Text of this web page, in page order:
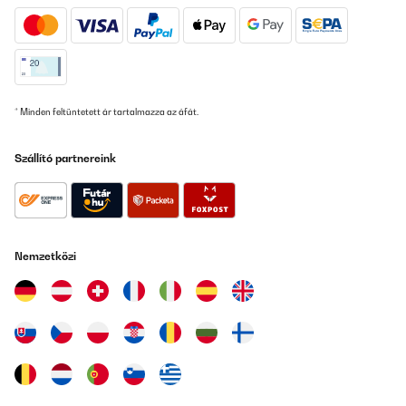
Bien, reçu un peu plus tôt, GLS toujours un peu d’avance, merci.
Pour le lecteur, ben fonctionne bien, facile à mettre en place, la
passe bien avec mon matos, à voir dans le temps.
Utilisateur d'Amazon
télécommande fait bien son travail, le design est plutôt sympas,
Utilisateur d'Amazon
Fordítsd le
* Minden feltüntetett ár tartalmazza az áfát.
Szállító partnereink
Nemzetközi